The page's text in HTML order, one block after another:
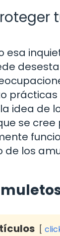
esa
idea de
se
los